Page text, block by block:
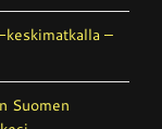
–
Suomen